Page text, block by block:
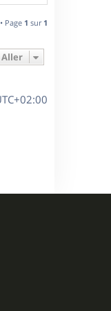
a
t
Page 1 sur 1
Aller